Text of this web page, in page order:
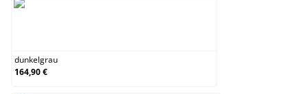
dunkelgrau
164,90 €